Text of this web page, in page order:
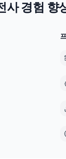
사 경험 향